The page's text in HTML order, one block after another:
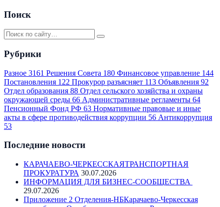
Поиск
Рубрики
Разное 3161 Решения Совета 180 Финансовое управление 144
Постановления 122 Прокурор разъясняет 113 Объявления 92
Отдел образования 88 Отдел сельского хозяйства и охраны
окружающей среды 66 Административные регламенты 64
Пенсионный Фонд РФ 63 Нормативные правовые и иные
акты в сфере противодействия коррупции 56 Антикоррупция
53
Последние новости
КАРАЧАЕВО-ЧЕРКЕССКАЯТРАНСПОРТНАЯ
ПРОКУРАТУРА 30.07.2026
ИНФОРМАЦИЯ ДЛЯ БИЗНЕС-СООБЩЕСТВА
29.07.2026
Приложение 2 Отделения-НБКарачаево-Черкесская